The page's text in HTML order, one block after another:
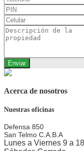
Enviar
Acerca de nosotros
Nuestras oficinas
Defensa 850
San Telmo C.A.B.A
Lunes a Viernes 9 a